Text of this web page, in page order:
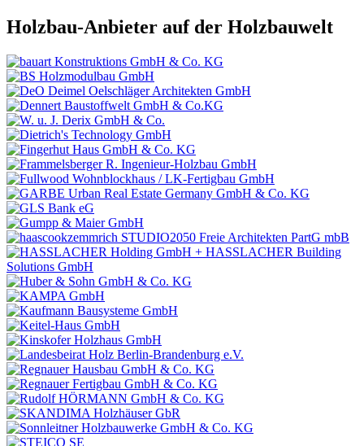
Holzbau-Anbieter auf der Holzbauwelt